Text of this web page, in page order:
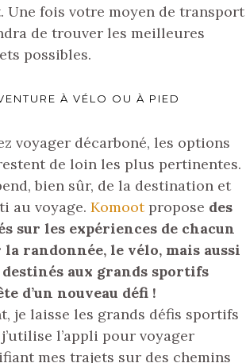
Une fois votre moyen de transport
de trouver les meilleures
possibles.
À VÉLO OU À PIED
voyager décarboné, les options
de loin les plus pertinentes.
bien sûr, de la destination et
au voyage. Komootpropose des
sur les expériences de chacun
la randonnée, le vélo, mais aussi
aux grands sportifs
d’un nouveau défi !
je laisse les grands défis sportifs
j’utilise l’appli pour voyager
mes trajets sur des chemins